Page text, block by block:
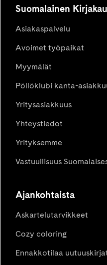
Suomalainen
Asiakaspalvelu
Avoimet työpaikat
Myymälät
Pöllöklubi kanta-
Yritysasiakkuus
Yhteystiedot
Yrityksemme
Vastuullisuus
Ajankohtaista
Askartelutarvikkeet
Cozy coloring
Ennakkotilaa